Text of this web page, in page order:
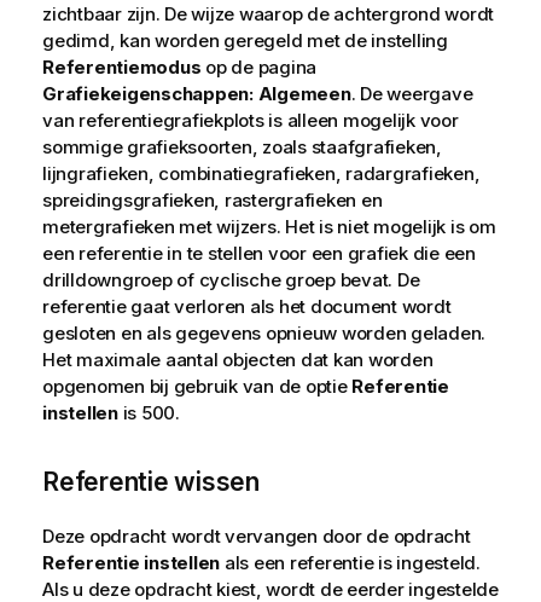
zichtbaar zijn. De wijze waarop de achtergrond wordt
gedimd, kan worden geregeld met de instelling
Referentiemodus op de pagina
Grafiekeigenschappen: Algemeen. De weergave
van referentiegrafiekplots is alleen mogelijk voor
sommige grafieksoorten, zoals staafgrafieken,
lijngrafieken, combinatiegrafieken, radargrafieken,
spreidingsgrafieken, rastergrafieken en
metergrafieken met wijzers. Het is niet mogelijk is om
een referentie in te stellen voor een grafiek die een
drilldowngroep of cyclische groep bevat. De
referentie gaat verloren als het document wordt
gesloten en als gegevens opnieuw worden geladen.
Het maximale aantal objecten dat kan worden
opgenomen bij gebruik van de optie Referentie
instellenis 500.
Referentie wissen
Deze opdracht wordt vervangen door de opdracht
Referentie instellen als een referentie is ingesteld.
Als u deze opdracht kiest, wordt de eerder ingestelde